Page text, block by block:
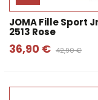
JOMA Fille Sport
2513 Rose
36,90 € 42,90 €